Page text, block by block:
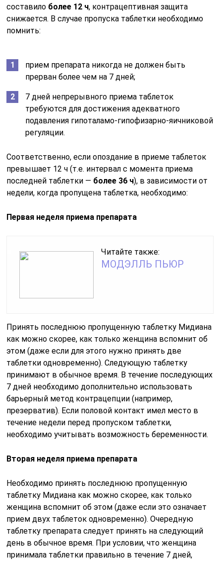
составило более 12 ч, контрацептивная защита
снижается. В случае пропуска таблетки необходимо
помнить:
прием препарата никогда не должен быть
прерван более чем на 7 дней;
7 дней непрерывного приема таблеток
требуются для достижения адекватного
подавления гипоталамо-гипофизарно-яичниковой
регуляции.
Соответственно, если опоздание в приеме таблеток
превышает 12 ч (т.е. интервал с момента приема
последней таблетки — более 36 ч), в зависимости от
недели, когда пропущена таблетка, необходимо:
Первая неделя приема препарата
Читайте также:
МОДЭЛЛЬ ПЬЮР
Принять последнюю пропущенную таблетку Мидиана
как можно скорее, как только женщина вспомнит об
этом (даже если для этого нужно принять две
таблетки одновременно). Следующую таблетку
принимают в обычное время. В течение последующих
7 дней необходимо дополнительно использовать
барьерный метод контрацепции (например,
презерватив). Если половой контакт имел место в
течение недели перед пропуском таблетки,
необходимо учитывать возможность беременности.
Вторая неделя приема препарата
Необходимо принять последнюю пропущенную
таблетку Мидиана как можно скорее, как только
женщина вспомнит об этом (даже если это означает
прием двух таблеток одновременно). Очередную
таблетку препарата следует принять на следующий
день в обычное время. При условии, что женщина
принимала таблетки правильно в течение 7 дней,